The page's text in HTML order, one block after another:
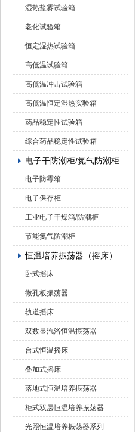
湿热盐雾试验箱
老化试验箱
恒定湿热试验箱
高低温试验箱
高低温冲击试验箱
高低温恒定湿热实验箱
药品稳定性试验箱
综合药品稳定性试验箱
电子干防潮柜/氮气防潮柜
电子防霉箱
电子保存柜
工业电子干燥箱/防潮柜
节能氮气防潮柜
恒温培养振荡器（摇床）
卧式摇床
微孔板振荡器
轨道摇床
双数显汽浴恒温振荡器
台式恒温摇床
叠加式摇床
落地式恒温培养振荡器
柜式双层恒温培养振荡器
光照恒温培养振荡器系列